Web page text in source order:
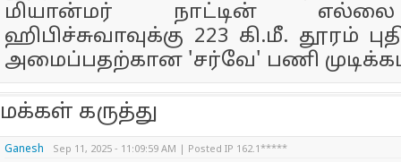
மியான்மர் நாட்டின் எல்லை
ஹிபிச்சுவாவுக்கு 223 கி.மீ. தூரம்
அமைப்பதற்கான 'சர்வே' பணி
மக்கள் கருத்து
Ganesh
Sep 11, 2025 - 11:09:59 AM | Posted IP 162.1*****